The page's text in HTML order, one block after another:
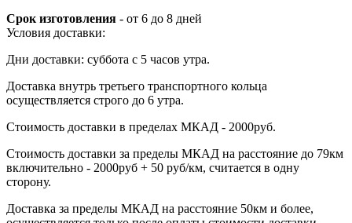
Срок изготовления - от 6 до 8 дней
Условия доставки:
Дни доставки: суббота с 5 часов утра.
Доставка внутрь третьего транспортного кольца
осуществляется строго до 6 утра.
Стоимость доставки в пределах МКАД - 2000руб.
Стоимость доставки за пределы МКАД на расстояние до 79км
включительно - 2000руб + 50 руб/км, считается в одну
сторону.
Доставка за пределы МКАД на расстояние 50км и более,